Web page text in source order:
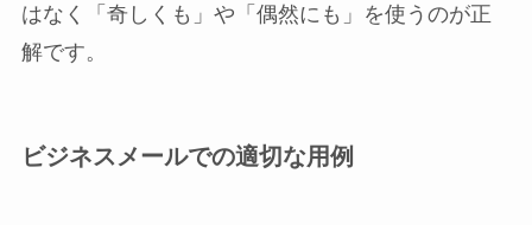
はなく「奇しくも」や「偶然にも」を使うのが正
解です。
ビジネスメールでの適切な用例